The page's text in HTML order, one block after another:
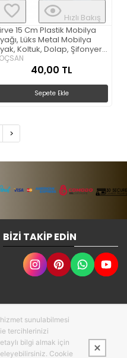
Hızlı Bakış
15 Cm Plastik Mobilya
Lüks Metal Mobilya
Koltuk, Dolap, Şifonyer
40,00 TL
Sepete Ekle
>
BIZI TAKIP EDIN
sunulabilmesi
tercihlerinizi
bilgi almak için
Cookie